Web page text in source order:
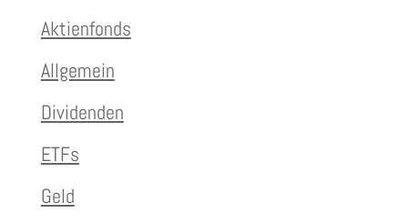
Aktienfonds
Allgemein
Dividenden
ETFs
Geld